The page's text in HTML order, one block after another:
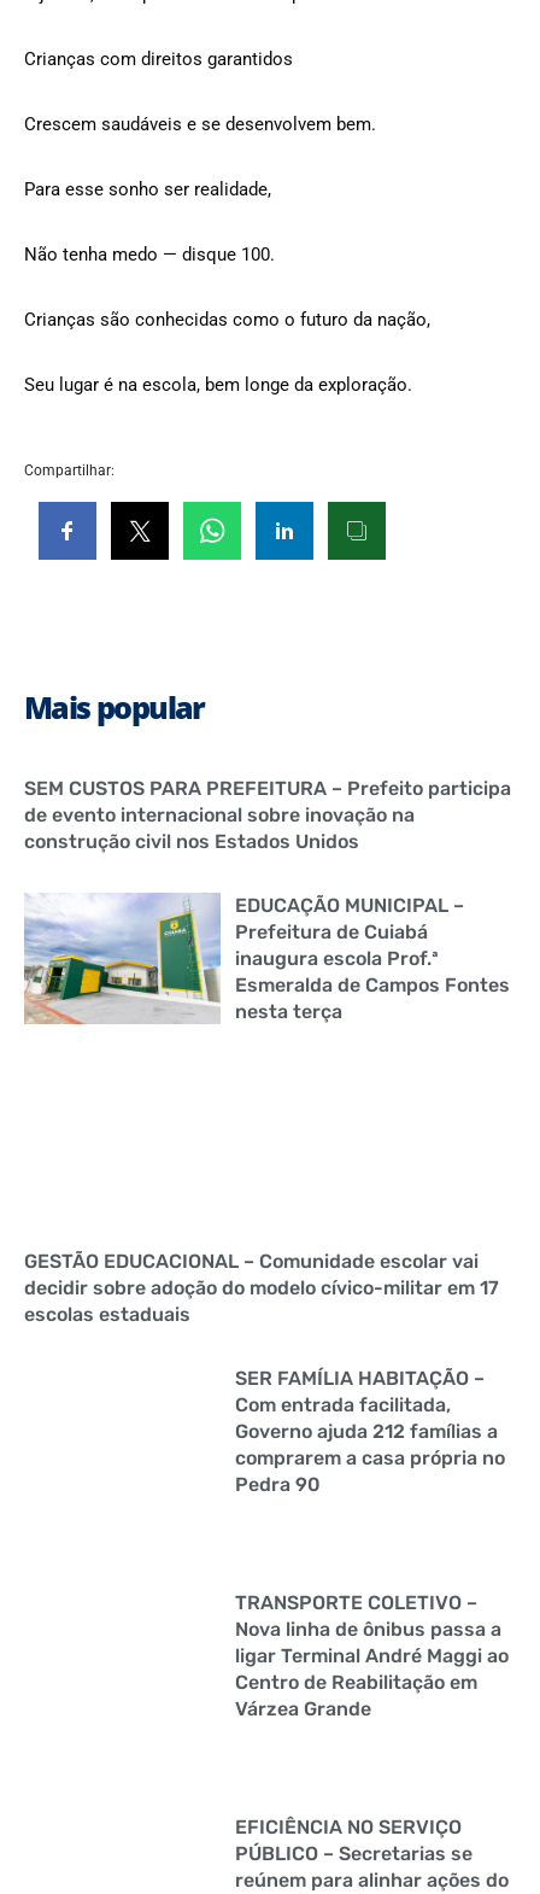
Crianças com direitos garantidos
Crescem saudáveis e se desenvolvem bem.
Para esse sonho ser realidade,
Não tenha medo — disque 100.
Crianças são conhecidas como o futuro da nação,
Seu lugar é na escola, bem longe da exploração.
Compartilhar:
Mais popular
SEM CUSTOS PARA PREFEITURA – Prefeito participa
de evento internacional sobre inovação na
construção civil nos Estados Unidos
EDUCAÇÃO MUNICIPAL –
Prefeitura de Cuiabá
inaugura escola Prof.ª
Esmeralda de Campos Fontes
nesta terça
GESTÃO EDUCACIONAL – Comunidade escolar vai
decidir sobre adoção do modelo cívico-militar em 17
escolas estaduais
SER FAMÍLIA HABITAÇÃO –
Com entrada facilitada,
Governo ajuda 212 famílias a
comprarem a casa própria no
Pedra 90
TRANSPORTE COLETIVO –
Nova linha de ônibus passa a
ligar Terminal André Maggi ao
Centro de Reabilitação em
Várzea Grande
EFICIÊNCIA NO SERVIÇO
PÚBLICO – Secretarias se
reúnem para alinhar ações do